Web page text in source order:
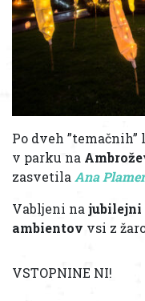
Po dveh
v parku na
zasvetilaAna
Vabljeni najubilejni
ambientov vsi z
VSTOPNINE NI!